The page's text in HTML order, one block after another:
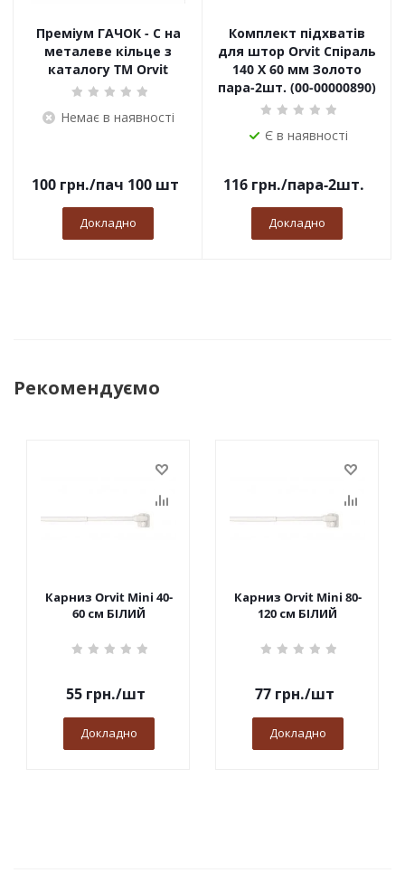
Преміум ГАЧОК - С на
металеве кільце з
каталогу TM Orvit
Немає в наявності
100грн./пач 100 шт
Докладно
Комплект підхватів
для штор Orvit Спіраль
140 Х 60 мм Золото
пара-2шт. (00-00000890)
Є в наявності
116 грн./пара-2шт.
Докладно
Рекомендуємо
Карниз Orvit Mini 40-
60 см БІЛИЙ
55грн./шт
Докладно
Карниз Orvit Mini 80-
120 см БІЛИЙ
77грн./шт
Докладно